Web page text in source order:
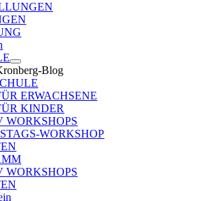
ERWACHSENE
KINDER
WORKSHOPS
WORKSHOP
WORKSHOPS